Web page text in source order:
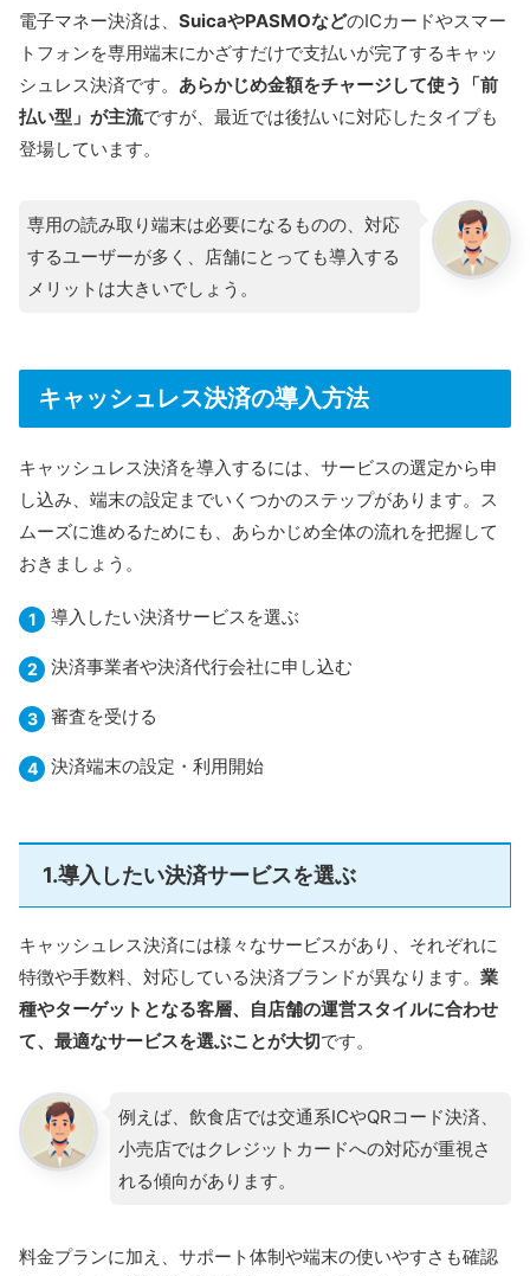
電子マネー決済は、 SuicaやPASMOなどのICカードやスマー
トフォンを専用端末にかざすだけで支払いが完了するキャッ
シュレス決済です。 あらかじめ金額をチャージして使う「前
払い型」が主流ですが、最近では後払いに対応したタイプも
登場しています。
専用の読み取り端末は必要になるものの、対応
するユーザーが多く、店舗にとっても導入する
メリットは大きいでしょう。
キャッシュレス決済の導入方法
キャッシュレス決済を導入するには、サービスの選定から申
し込み、端末の設定までいくつかのステップがあります。ス
ムーズに進めるためにも、あらかじめ全体の流れを把握して
おきましょう。
導入したい決済サービスを選ぶ
決済事業者や決済代行会社に申し込む
審査を受ける
決済端末の設定・利用開始
1.導入したい決済サービスを選ぶ
キャッシュレス決済には様々なサービスがあり、それぞれに
特徴や手数料、対応している決済ブランドが異なります。 業
種やターゲットとなる客層、自店舗の運営スタイルに合わせ
て、最適なサービスを選ぶことが大切です。
例えば、飲食店では交通系ICやQRコード決済、
小売店ではクレジットカードへの対応が重視さ
れる傾向があります。
料金プランに加え、サポート体制や端末の使いやすさも確認